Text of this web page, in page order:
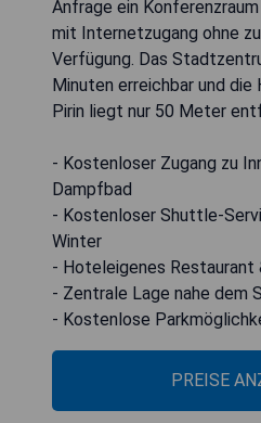
Anfrage ein
mit Internetzugang ohne
Verfügung. Das
Minuten erreichbar und
Pirin liegt nur 50 Meter
- Kostenloser Zugang zu
Dampfbad
- Kostenloser Shuttle-
Winter
- Hoteleigenes Restaurant
- Zentrale Lage nahe dem
- Kostenlose
PREISE